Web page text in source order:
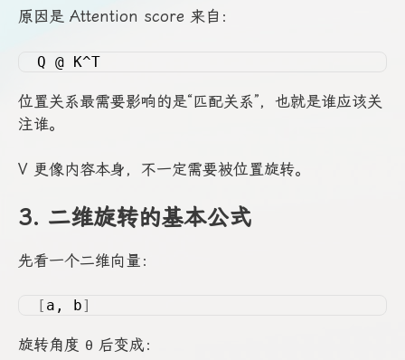
原因是 Attention score 来自：
Q @ K^T
位置关系最需要影响的是“匹配关系”，也就是谁应该关
注谁。
V 更像内容本身，不一定需要被位置旋转。
3. 二维旋转的基本公式
先看一个二维向量：
[ a, b]
旋转角度 θ 后变成：